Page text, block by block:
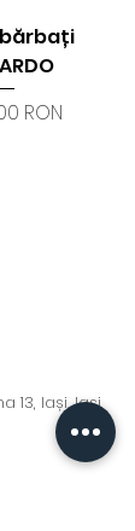
RON
Iași, Iași,